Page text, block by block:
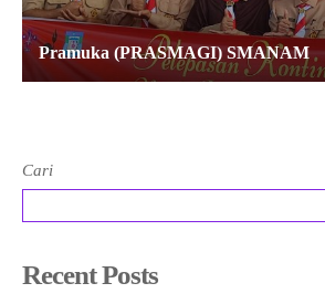
Pramuka (PRASMAGI) SMANAM
Cari
Recent Posts